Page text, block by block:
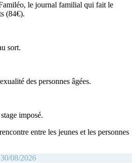
le journal familial qui fait le
(84€).
sort.
des personnes âgées.
imposé.
entre les jeunes et les personnes
08/2026